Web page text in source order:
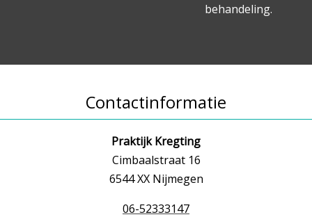
behandeling.
Contactinformatie
Praktijk Kregting
Cimbaalstraat 16
6544 XX Nijmegen
06-52333147